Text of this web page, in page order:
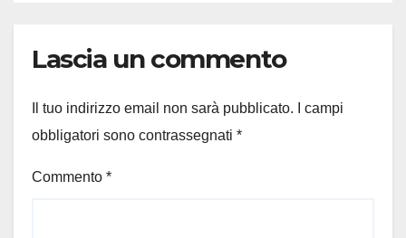
Lascia un commento
Il tuo indirizzo email non sarà pubblicato.
I campi
obbligatori sono contrassegnati *
Commento *